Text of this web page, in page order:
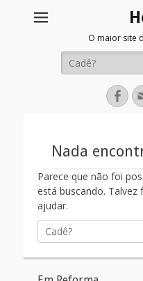
O maior site
Pesquisar
por:
Nada
Parece que não foi
está buscando. Talvez
ajudar.
Pesquisar
por: